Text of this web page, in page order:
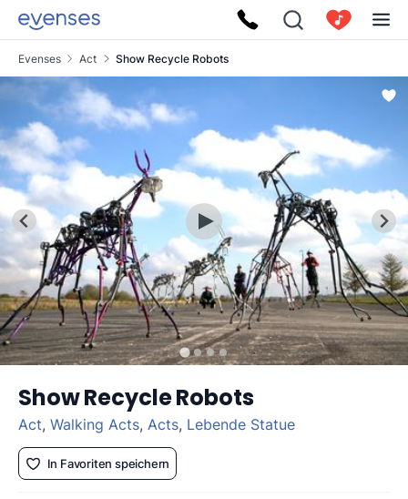
Evenses Act Show Recycle Robots
Show Recycle Robots
Act, Walking Acts, Acts, Lebende Statue
In Favoriten speichern